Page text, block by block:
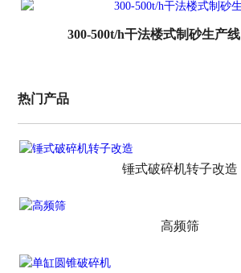
300-500t/h干法楼式制砂生产线
热门产品
锤式破碎机转子改造
高频筛